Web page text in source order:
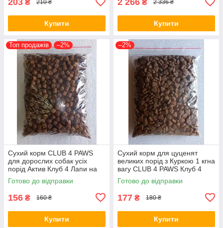
₴ 210 ₴
Купити
₴ 2 336 ₴
Купити
Топ продажів –2%
Сухий корм CLUB 4 PAWS
для дорослих собак усіх
порід Актив Клуб 4 Лапи на
вагу, 1 кг
Готово до відправки
156 ₴ 160 ₴
Купити
–2%
Сухий корм для цуценят
великих порід з Куркою 1 кгна
вагу CLUB 4 PAWS Клуб 4
Лапи
Готово до відправки
177 ₴ 180 ₴
Купити